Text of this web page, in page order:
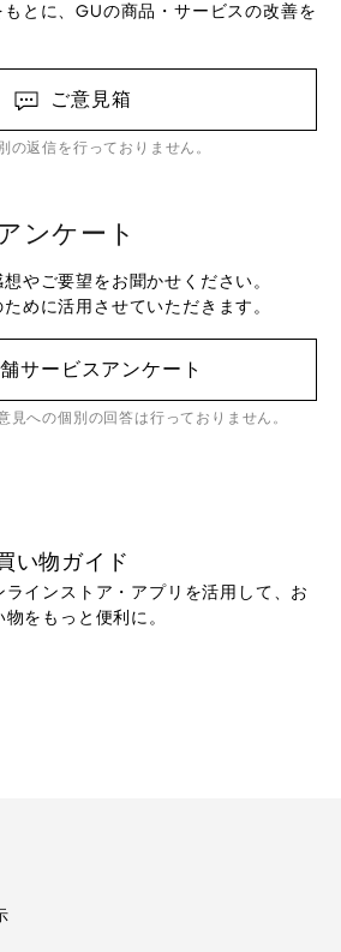
とに、GUの商品・サービスの改善を
ご意見箱
の返信を行っておりません。
ンケート
やご要望をお聞かせください。
めに活用させていただきます。
サービスアンケート
見への個別の回答は行っておりません。
い物ガイド
ラインストア・アプリを活用して、お
物をもっと便利に。